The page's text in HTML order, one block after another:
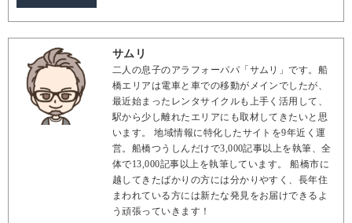
サムリ
二人の息子のアラフォーパパ「サムリ」です。船
橋エリアは電車と車での移動がメインでしたが、
最近始まったレンタサイクルも上手く活用して、
駅から少し離れたエリアにも取材してきたいと思
います。 地域情報に特化したサイトを9年近く運
営。船橋つうしんだけで3,000記事以上を執筆、全
体で13,000記事以上を執筆しています。 船橋市に
越してきたばかりの方には分かりやすく、長年住
まわれている方には新たな発見をお届けできるよ
う頑張っていきます！